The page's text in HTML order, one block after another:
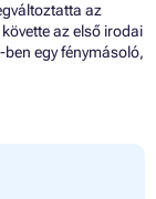
az
az első irodai
egy fénymásoló,